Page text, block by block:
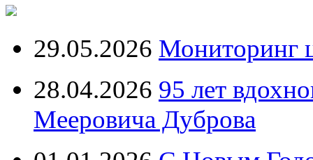
29.05.2026 Мониторинг
28.04.2026 95 лет
Мееровича Дуброва